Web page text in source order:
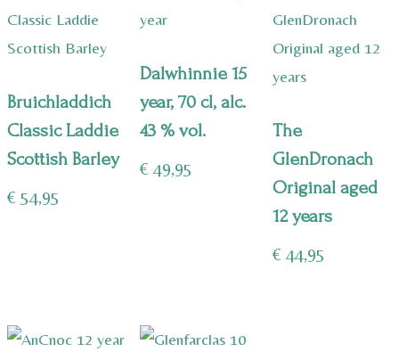
Bruichladdich
Classic Laddie
Scottish Barley
€ 54,95
Dalwhinnie 15
year, 70 cl, alc.
43 % vol.
€ 49,95
The
GlenDronach
Original aged
12 years
€ 44,95